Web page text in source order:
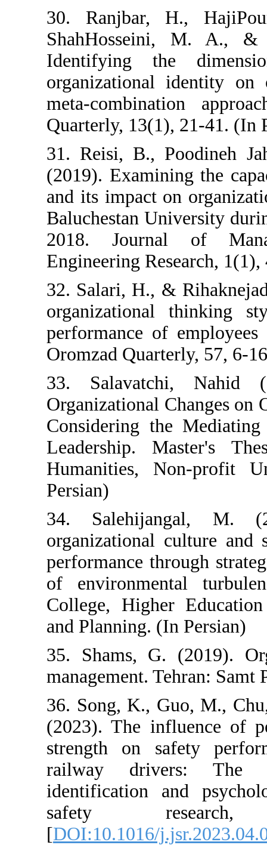
30. Ranjbar,
Identifying
organizational
meta-
Quarterly,
31. Reisi, B.,
(2019).
and its impact
Baluchestan
2018.
Engineering
32. Salari, H.,
organizational
performance
Oromzad
33.
Organizational
Considering
Leadership.
Humanities,
34.
organizational
performance
of
College,
and Planning.
35. Shams,
management.
36. Song, K.,
(2023). The
strength on
railway
identification
safety
[DOI:10.1016/